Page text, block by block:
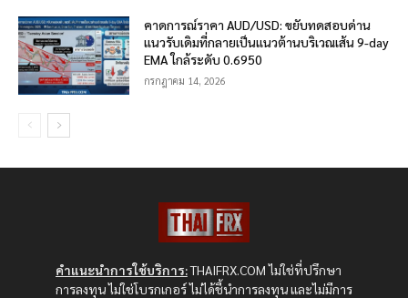
คาดการณ์ราคา AUD/USD: ขยับทดสอบด่าน
แนวรับเดิมที่กลายเป็นแนวต้านบริเวณเส้น 9-day
EMA ใกล้ระดับ 0.6950
กรกฎาคม 14, 2026
คำแนะนำการใช้บริการ:THAIFRX.COM ไม่ใช่ที่ปรึกษา
การลงทุน ไม่ใช่โบรกเกอร์ ไม่ได้ชี้นำการลงทุน และไม่มีการ